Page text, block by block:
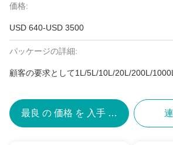
価格:
USD 640-USD 3500
パッケージの詳細:
顧客の要求として1L/5L/10L/20L/200L/
最良 の 価格 を 入手 する